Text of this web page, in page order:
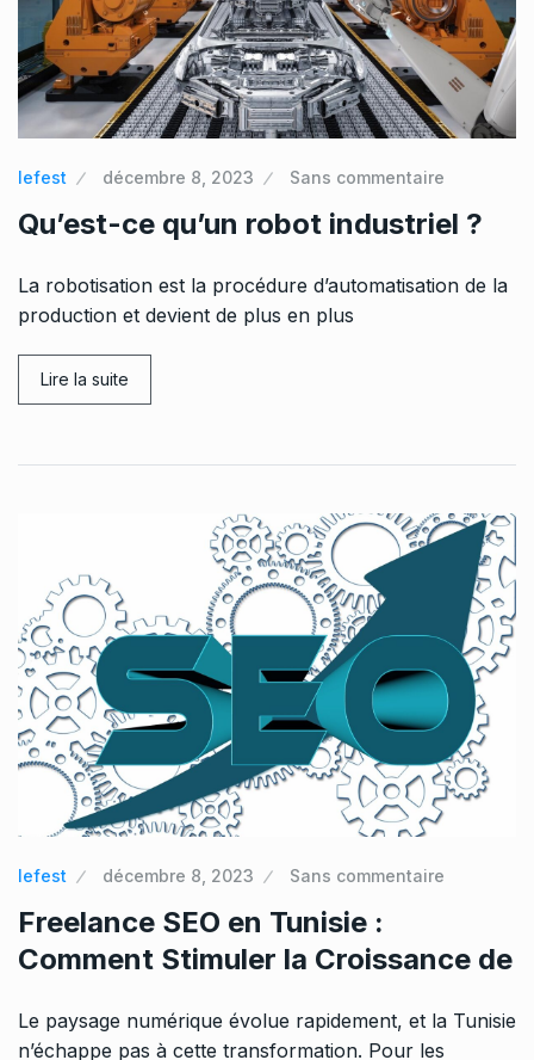
lefest décembre 8, 2023 Sans commentaire
Qu’est-ce qu’un robot industriel ?
La robotisation est la procédure d’automatisation de la
production et devient de plus en plus
Lire la suite
lefest décembre 8, 2023 Sans commentaire
Freelance SEO en Tunisie :
Comment Stimuler la Croissance de
Le paysage numérique évolue rapidement, et la Tunisie
n’échappe pas à cette transformation. Pour les